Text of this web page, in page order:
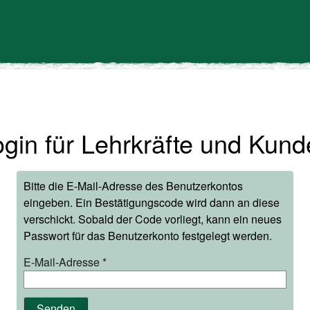
für Lehrkräfte und
Bitte die E-Mail-Adresse des Benutzerkontos
eingeben. Ein Bestätigungscode wird dann an diese
verschickt. Sobald der Code vorliegt, kann ein neues
Passwort für das Benutzerkonto festgelegt werden.
E-Mail-Adresse *